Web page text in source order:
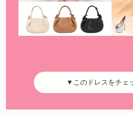
▼このドレスをチェ